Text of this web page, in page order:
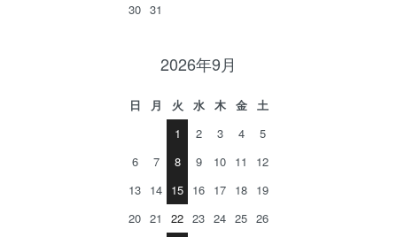
30 31
2026年9月
日 月 火 水 木 金
土
1
2 3 4
5
6
7 8 9 10 11
12
13 14 15 16 17 18 19
20 21 22 23 24 25 26